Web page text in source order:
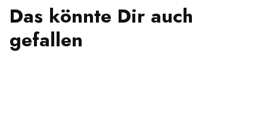
Das könnte Dir auch
gefallen